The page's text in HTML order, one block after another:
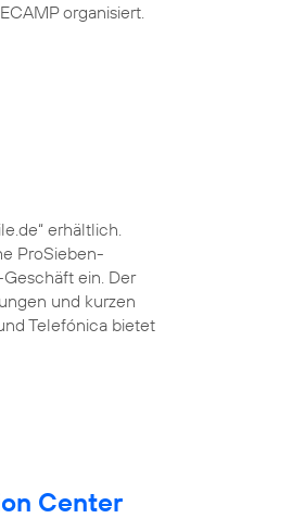
organisiert.
erhältlich.
ProSieben-
ein. Der
und kurzen
Telefónica bietet
Center